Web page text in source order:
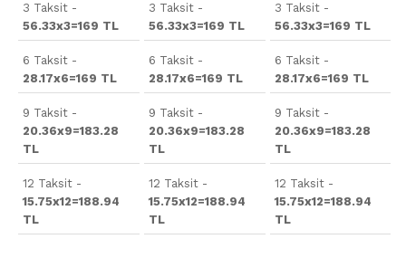
3 Taksit -
56.33x3=169 TL
6 Taksit -
28.17x6=169 TL
9 Taksit -
20.36x9=183.28
TL
12 Taksit -
15.75x12=188.94
TL
3 Taksit -
56.33x3=169 TL
6 Taksit -
28.17x6=169 TL
9 Taksit -
20.36x9=183.28
TL
12 Taksit -
15.75x12=188.94
TL
3 Taksit -
56.33x3=169 TL
6 Taksit -
28.17x6=169 TL
9 Taksit -
20.36x9=183.28
TL
12 Taksit -
15.75x12=188.94
TL